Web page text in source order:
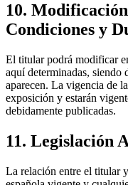
10.
Condiciones y
El titular podrá modificar
aquí determinadas, siendo
aparecen. La vigencia de
exposición y estarán
debidamente publicadas.
11. Legislación
La relación entre el titular